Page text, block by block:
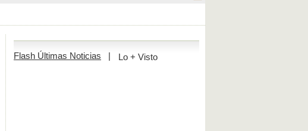
Flash Últimas Noticias | Lo + Visto